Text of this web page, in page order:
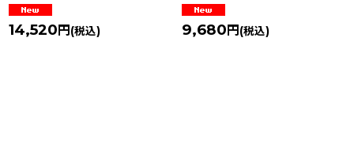
14,520 円 (税込) 9,680 円 (税込)